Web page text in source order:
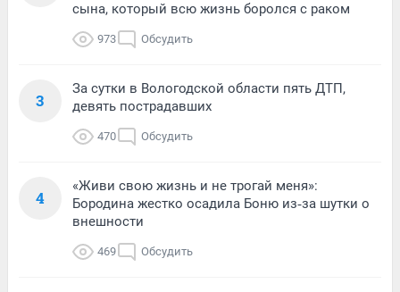
сына, который всю жизнь боролся с раком
973 Обсудить
3
За сутки в Вологодской области пять ДТП,
девять пострадавших
470 Обсудить
4
«Живи свою жизнь и не трогай меня»:
Бородина жестко осадила Боню из‑за шутки о
внешности
469 Обсудить